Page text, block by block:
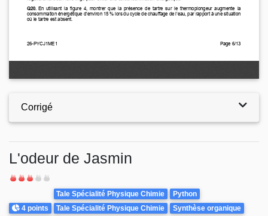
Corrigé
L'odeur de Jasmin
Difficulté
Points
4 points
Theme
Tale Spécialité Physique Chimie
Python
Tale Spécialité Physique Chimie
Synthèse organique